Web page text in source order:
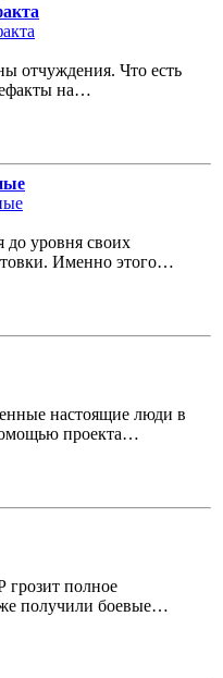
отчуждения. Что есть
на…
до уровня своих
Именно этого…
настоящие люди в
проекта…
грозит полное
получили боевые…